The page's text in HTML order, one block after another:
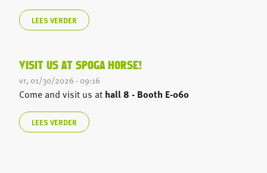
LEES VERDER
VISIT US AT SPOGA HORSE!
vr, 01/30/2026 - 09:16
Come and visit us at hall 8 - Booth E-060
LEES VERDER